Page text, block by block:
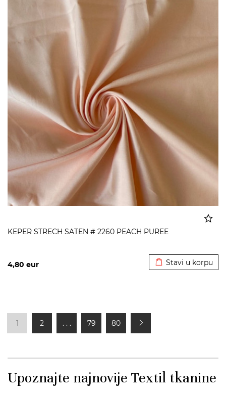
KEPER STRECH SATEN # 2260 PEACH PUREE
4,80 eur Stavi u korpu
1 2 . . . 79 80
Upoznajte najnovije Textil tkanine